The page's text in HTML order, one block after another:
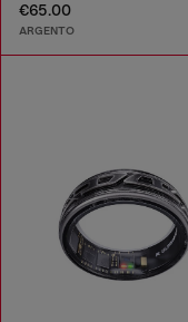
€65.00
ARGENTO